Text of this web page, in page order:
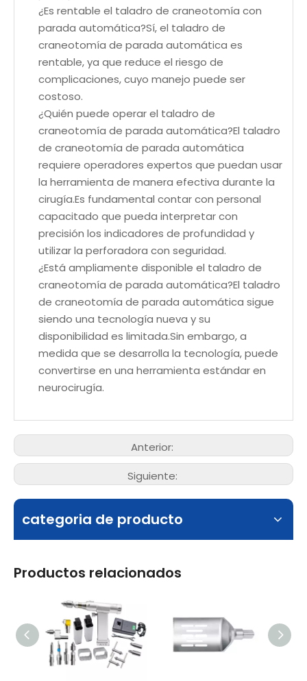
¿Es rentable el taladro de craneotomía con
parada automática?Sí, el taladro de
craneotomía de parada automática es
rentable, ya que reduce el riesgo de
complicaciones, cuyo manejo puede ser
costoso.
¿Quién puede operar el taladro de
craneotomía de parada automática?El taladro
de craneotomía de parada automática
requiere operadores expertos que puedan usar
la herramienta de manera efectiva durante la
cirugía.Es fundamental contar con personal
capacitado que pueda interpretar con
precisión los indicadores de profundidad y
utilizar la perforadora con seguridad.
¿Está ampliamente disponible el taladro de
craneotomía de parada automática?El taladro
de craneotomía de parada automática sigue
siendo una tecnología nueva y su
disponibilidad es limitada.Sin embargo, a
medida que se desarrolla la tecnología, puede
convertirse en una herramienta estándar en
neurocirugía.
Anterior:
Siguiente:
categoria de producto
Productos relacionados